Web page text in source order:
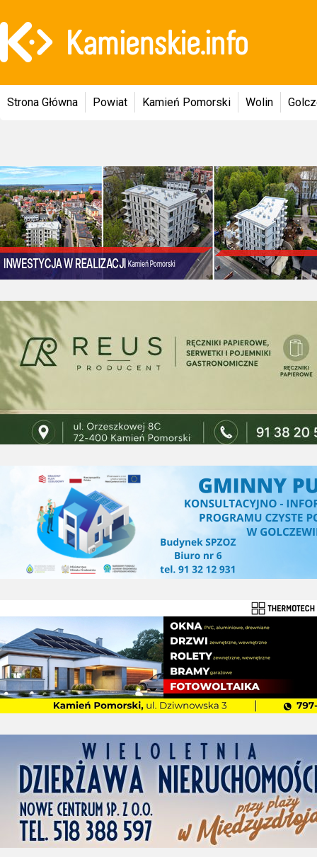
Strona Główna Powiat Kamień Pomorski Wolin